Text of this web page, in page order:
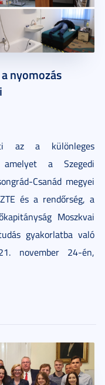
nyomozás
az a különleges
a Szegedi
Csanád megyei
és a rendőrség, a
Moszkvai
gyakorlatba való
november 24-én,